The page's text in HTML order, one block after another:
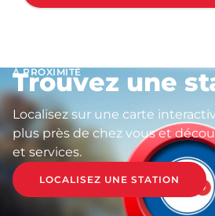
À PROXIMITÉ
Trouvez une
Localisez sur une carte
plus près de chez vous et
et services.
LOCALISEZ UNE STATION